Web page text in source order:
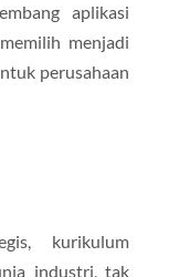
aplikasi
menjadi
perusahaan
kurikulum
industri, tak